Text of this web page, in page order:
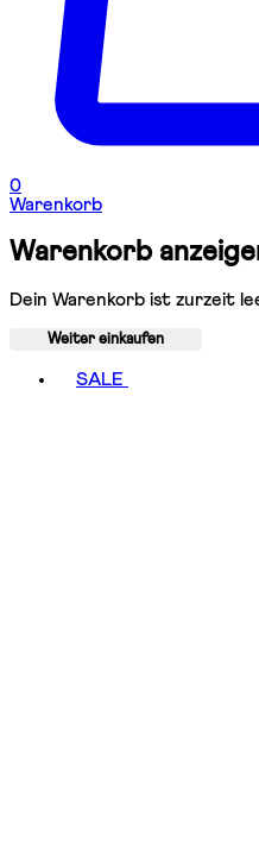
0
Warenkorb
Warenkorb
Dein Warenkorb ist zurzeit
Weiter einkaufen
SALE